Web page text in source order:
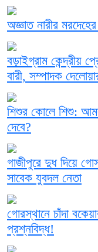
অজ্ঞাত নারীর
বড়াইগ্রাম কেন্দ্রীয়
বারী, সম্পাদক
শিশুর কোলে শিশু:
দেবে?
গাজীপুরে দুধ দিয়ে
সাবেক যুবদল নেতা
গোরস্থানে চাঁদা
প্রশ্নবিদ্ধ!